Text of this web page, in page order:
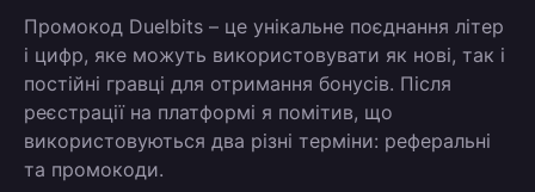
Промокод Duelbits – це унікальне поєднання літер
і цифр, яке можуть використовувати як нові, так і
постійні гравці для отримання бонусів. Після
реєстрації на платформі я помітив, що
використовуються два різні терміни: реферальні
та промокоди.